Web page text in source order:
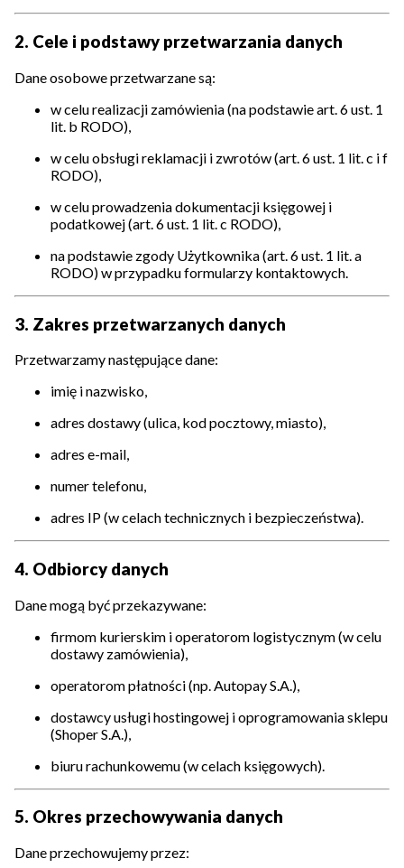
2. Cele i podstawy przetwarzania danych
Dane osobowe przetwarzane są:
w celu realizacji zamówienia (na podstawie art. 6 ust. 1
lit. b RODO),
w celu obsługi reklamacji i zwrotów (art. 6 ust. 1 lit. c i f
RODO),
w celu prowadzenia dokumentacji księgowej i
podatkowej (art. 6 ust. 1 lit. c RODO),
na podstawie zgody Użytkownika (art. 6 ust. 1 lit. a
RODO) w przypadku formularzy kontaktowych.
3. Zakres przetwarzanych danych
Przetwarzamy następujące dane:
imię i nazwisko,
adres dostawy (ulica, kod pocztowy, miasto),
adres e-mail,
numer telefonu,
adres IP (w celach technicznych i bezpieczeństwa).
4. Odbiorcy danych
Dane mogą być przekazywane:
firmom kurierskim i operatorom logistycznym (w celu
dostawy zamówienia),
operatorom płatności (np. Autopay S.A.),
dostawcy usługi hostingowej i oprogramowania sklepu
(Shoper S.A.),
biuru rachunkowemu (w celach księgowych).
5. Okres przechowywania danych
Dane przechowujemy przez: